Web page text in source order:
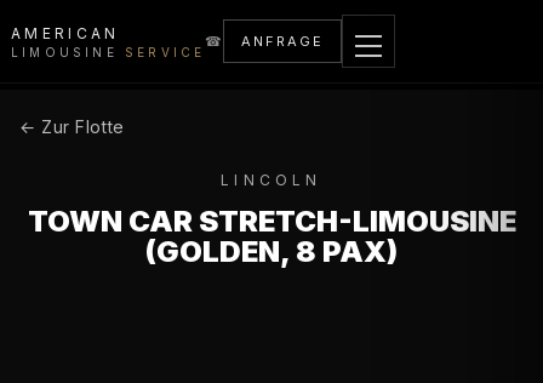
AMERICAN
LIMOUSINE SERVICE
☎ ANFRAGE
← Zur Flotte
LINCOLN
TOWN CAR STRETCH-LIMOUSINE
(GOLDEN, 8 PAX)